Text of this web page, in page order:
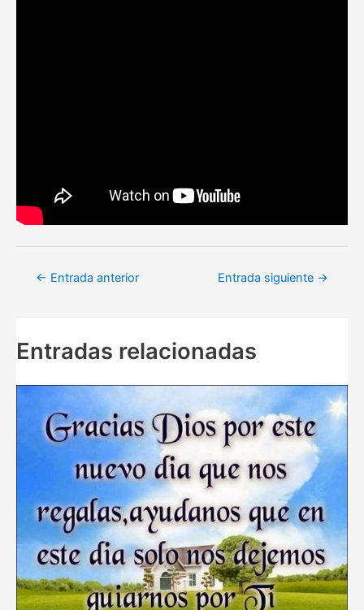
Navegación
← Entrada anterior Entrada siguiente →
Entradas relacionadas